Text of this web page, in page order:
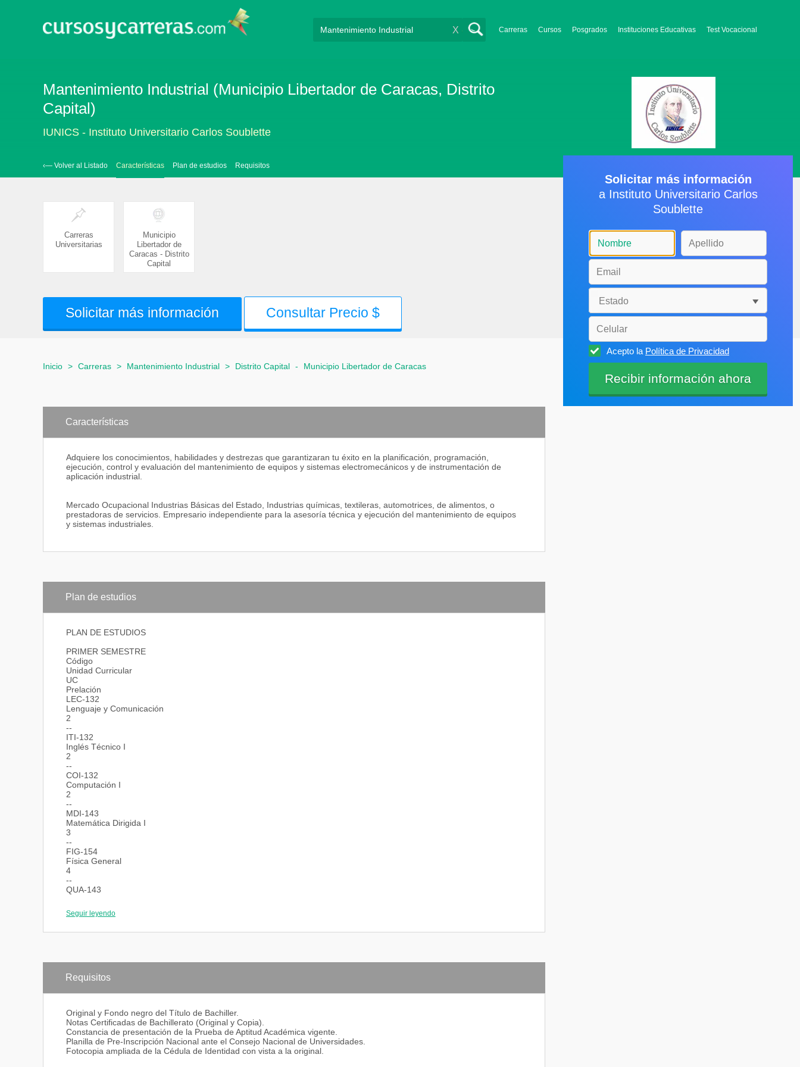
Carreras Cursos Posgrados Instituciones Educativas Test Vocacional
X
Mantenimiento Industrial (Municipio Libertador de Caracas, Distrito
Capital)
IUNICS - Instituto Universitario Carlos Soublette
‹— Volver al Listado Características Plan de estudios Requisitos
Carreras
Universitarias
Municipio
Libertador de
Caracas - Distrito
Capital
Solicitar más información Consultar Precio $
Inicio > Carreras > Mantenimiento Industrial > Distrito Capital - Municipio Libertador de Caracas
Características
Adquiere los conocimientos, habilidades y destrezas que garantizaran tu éxito en la planificación, programación,
ejecución, control y evaluación del mantenimiento de equipos y sistemas electromecánicos y de instrumentación de
aplicación industrial.
Mercado Ocupacional Industrias Básicas del Estado, Industrias químicas, textileras, automotrices, de alimentos, o
prestadoras de servicios. Empresario independiente para la asesoría técnica y ejecución del mantenimiento de equipos
y sistemas industriales.
Plan de estudios
PLAN DE ESTUDIOS
PRIMER SEMESTRE
Código
Unidad Curricular
UC
Prelación
LEC-132
Lenguaje y Comunicación
2
--
ITI-132
Inglés Técnico I
2
--
COI-132
Computación I
2
--
MDI-143
Matemática Dirigida I
3
--
FIG-154
Física General
4
--
QUA-143
3
--
Código
Unidad Curricular
UC
ITII-232
Inglés Técnico II
2
ITI-132
COII-243
Seguir leyendo
Requisitos
Original y Fondo negro del Título de Bachiller.
Notas Certificadas de Bachillerato (Original y Copia).
Constancia de presentación de la Prueba de Aptitud Académica vigente.
Planilla de Pre-Inscripción Nacional ante el Consejo Nacional de Universidades.
Fotocopia ampliada de la Cédula de Identidad con vista a la original.
Solicitar más información
a Instituto Universitario Carlos
Soublette
Acepto la Política de Privacidad